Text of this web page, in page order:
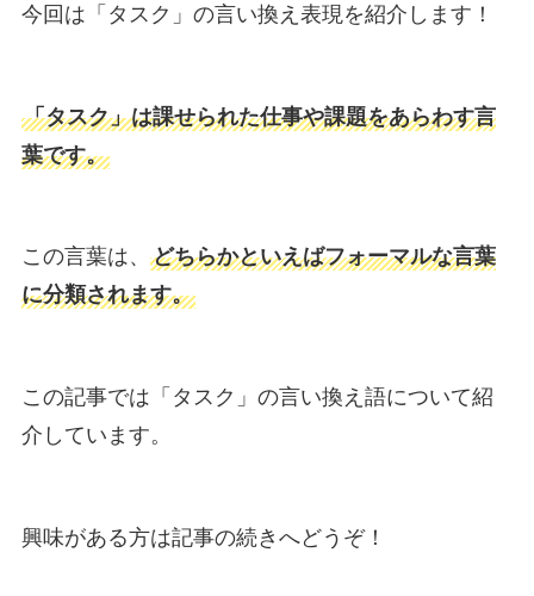
今回は「タスク」の言い換え表現を紹介します！
「タスク」は課せられた仕事や課題をあらわす言
葉です。
この言葉は、 どちらかといえばフォーマルな言葉
に分類されます。
この記事では「タスク」の言い換え語について紹
介しています。
興味がある方は記事の続きへどうぞ！